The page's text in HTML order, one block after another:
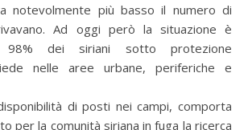
notevolmente più basso il numero di
Ad oggi però la situazione è
98% dei siriani sotto protezione
nelle aree urbane, periferiche e
di posti nei campi, comporta
per la comunità siriana in fuga la ricerca